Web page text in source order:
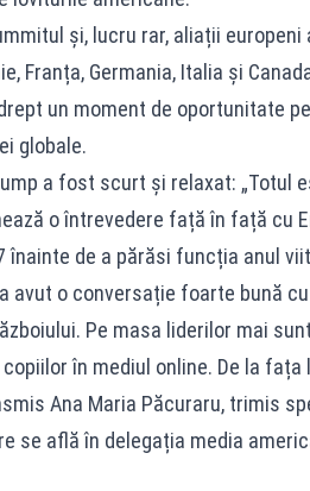
și, lucru rar, aliații
Franța, Germania, Italia și
un moment de oportunitate
globale.
a fost scurt și relaxat: „Totul
o întrevedere față în față cu
de a părăsi funcția anul
avut o conversație foarte bună
Pe masa liderilor mai
în mediul online. De la fața
Ana Maria Păcuraru, trimis
se află în delegația media